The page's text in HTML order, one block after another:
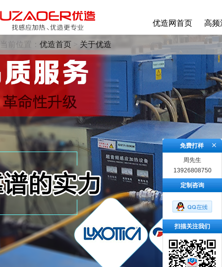
优造网首页 高频
当前位置： 优造首页 > 关于优造
免费打样
周先生
13926808750
定制咨询
扫描关注我们